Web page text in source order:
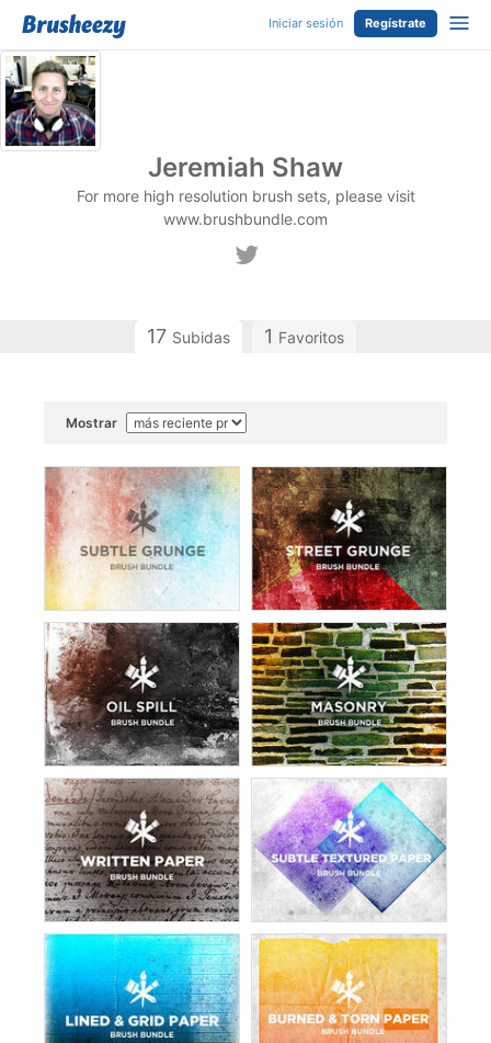
Iniciar sesión Regístrate
Jeremiah Shaw
For more high resolution brush sets, please visit
www.brushbundle.com
17 Subidas 1 Favoritos
Mostrar